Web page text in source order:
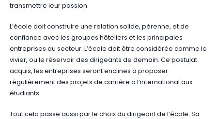
transmettre leur passion.
L’école doit construire une relation solide, pérenne, et de
confiance avec les groupes hôteliers et les principales
entreprises du secteur. L’école doit être considérée comme le
vivier, ou le réservoir des dirigeants de demain. Ce postulat
acquis, les entreprises seront enclines à proposer
régulièrement des projets de carrière à l’international aux
étudiants.
Tout cela passe aussi par le choix du dirigeant de l’école. Sa